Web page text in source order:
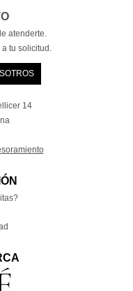
atenderte.
tu solicitud.
14